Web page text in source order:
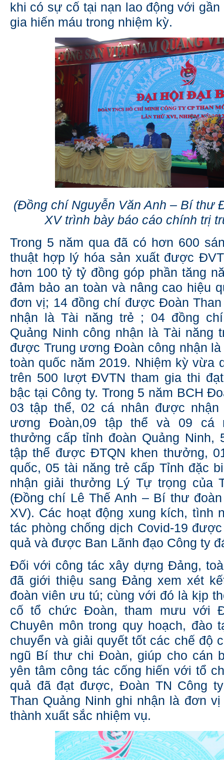
khi có sự cố tại nạn lao động với
gia hiến máu trong nhiệm kỳ.
(Đồng chí Nguyễn Văn Anh – Bí thư
XV trình bày báo cáo chính trị
Trong 5 năm qua đã có hơn 600
thuật hợp lý hóa sản xuất được
hơn 100 tỷ tỷ đồng góp phần tăng
đảm bảo an toàn và nâng cao hiệu
đơn vị; 14 đồng chí được Đoàn
nhận là Tài năng trẻ ; 04 đồng
Quảng Ninh công nhận là Tài năng
được Trung ương Đoàn công nhận
toàn quốc năm 2019. Nhiệm kỳ vừa
trên 500 lượt ĐVTN tham gia thi
bậc tại Công ty. Trong 5 năm BCH
03 tập thể, 02 cá nhân được nhận
ương Đoàn,09 tập thể và 09 cá
thưởng cấp tỉnh đoàn Quảng Ninh,
tập thể được ĐTQN khen thưởng,
quốc, 05 tài năng trẻ cấp Tỉnh đặc
nhận giải thưởng Lý Tự trọng của
(Đồng chí Lê Thế Anh – Bí thư
XV). Các hoạt động xung kích, tình
tác phòng chống dịch Covid-19
quả và được Ban Lãnh đạo Công ty
Đối với công tác xây dựng Đảng,
đã giới thiệu sang Đảng xem xét
đoàn viên ưu tú; cùng với đó là kịp
cố tổ chức Đoàn, tham mưu với
Chuyên môn trong quy hoạch, đào
chuyển và giải quyết tốt các chế độ
ngũ Bí thư chi Đoàn, giúp cho cán
yên tâm công tác cống hiến với tổ
quả đã đạt được, Đoàn TN Công
Than Quảng Ninh ghi nhận là đơn
thành xuất sắc nhiệm vụ.